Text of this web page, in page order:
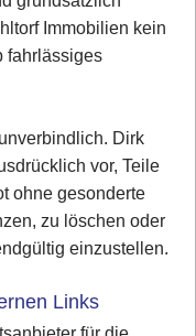
Immobilien kein
fahrlässiges
Dirk
vor, Teile
ohne gesonderte
zu löschen oder
einzustellen.
Links